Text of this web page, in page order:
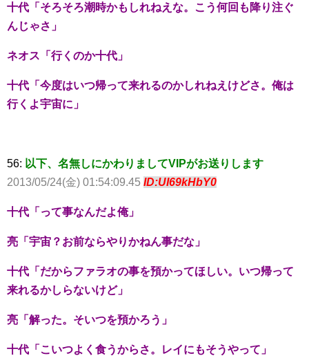
十代「そろそろ潮時かもしれねえな。こう何回も降り注ぐ
んじゃさ」
ネオス「行くのか十代」
十代「今度はいつ帰って来れるのかしれねえけどさ。俺は
行くよ宇宙に」
56: 以下、名無しにかわりましてVIPがお送りします
2013/05/24(金) 01:54:09.45 ID:UI69kHbY0
十代「って事なんだよ俺」
亮「宇宙？お前ならやりかねん事だな」
十代「だからファラオの事を預かってほしい。いつ帰って
来れるかしらないけど」
亮「解った。そいつを預かろう」
十代「こいつよく食うからさ。レイにもそうやって」